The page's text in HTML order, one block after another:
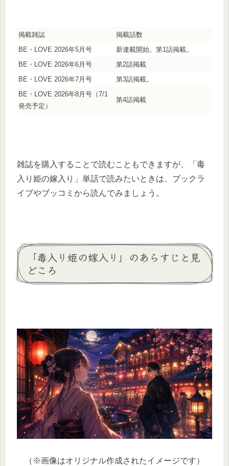
掲載雑誌
掲載話数
BE・LOVE 2026年5月号
新連載開始。第1話掲載。
BE・LOVE 2026年6月号
第2話掲載
BE・LOVE 2026年7月号
第3話掲載。
BE・LOVE 2026年8月号（7/1
発売予定）
第4話掲載
雑誌を購入することで読むこともできますが、「毒
入り姫の嫁入り」単話で読みたいときは、ブックラ
イブやブッコミから読んでみましょう。
「毒入り姫の嫁入り」のあらすじと見
どころ
（※画像はオリジナル作成されたイメージです）